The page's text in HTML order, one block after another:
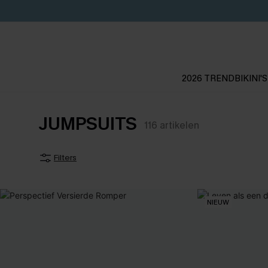
2026 TRENDBIKINI'S
JUMPSUITS 116 artikelen
Filters
NIEUW